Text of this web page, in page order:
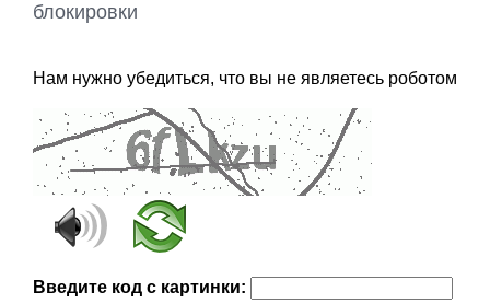
блокировки
Нам нужно убедиться, что вы не являетесь роботом
Введите код с картинки: